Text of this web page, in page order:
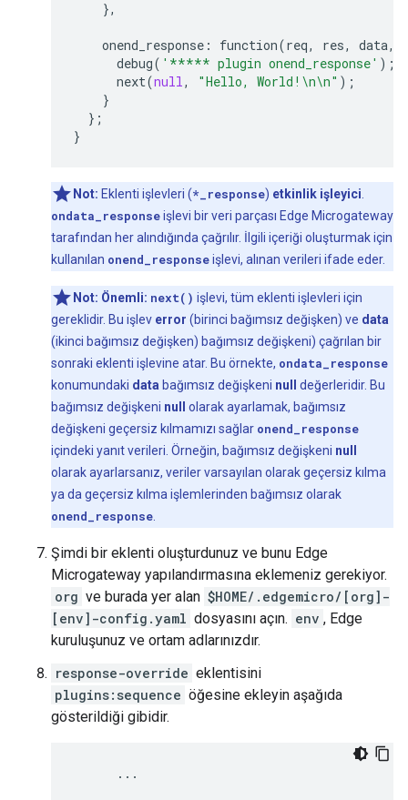
},
onend_response : function(req, res, data,
debug( '***** plugin onend_response' );
next(null, "Hello, World! \n\n" );
}
};
}
Not: Eklenti işlevleri (*_response) etkinlik işleyici
ondata_responseişlevi bir veri parçası Edge Microgateway
tarafından her alındığında çağrılır. İlgili içeriği oluşturmak için
kullanılan onend_responseişlevi, alınan verileri ifade eder.
Not: Önemli: next() işlevi, tüm eklenti işlevleri için
gereklidir. Bu işlev error (birinci bağımsız değişken) ve data
(ikinci bağımsız değişken) bağımsız değişkeni) çağrılan bir
sonraki eklenti işlevine atar. Bu örnekte, ondata_response
konumundaki data bağımsız değişkeni null
değerleridir. Bu
bağımsız değişkeni null
olarak ayarlamak, bağımsız
değişkeni geçersiz kılmamızı sağlar onend_response
içindeki yanıt verileri. Örneğin, bağımsız değişkeni null
olarak ayarlarsanız, veriler varsayılan olarak geçersiz kılma
ya da geçersiz kılma işlemlerinden bağımsız olarak
onend_response
Şimdi bir eklenti oluşturdunuz ve bunu Edge
Microgateway yapılandırmasına eklemeniz gerekiyor.
org ve burada yer alan $HOME/.edgemicro/[org]-
[env]-config.yaml dosyasını açın. env , Edge
kuruluşunuz ve ortam adlarınızdır.
response-override eklentisini
plugins:sequence öğesine ekleyin aşağıda
gösterildiği gibidir.
      ...